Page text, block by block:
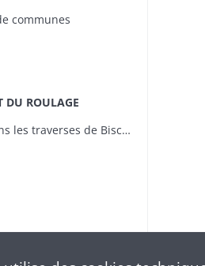
communes
DU ROULAGE
Plans d’alignement de la RD18 dans les traverses de Bischwihr (plan en 1851), Muntzenheim (plan et profil en 1851) et Wihr-en-Plaine (plan en 1851) [fonds de la préfecture]